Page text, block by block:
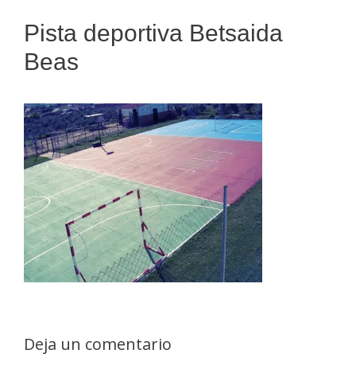
Pista deportiva Betsaida
Beas
Deja un comentario